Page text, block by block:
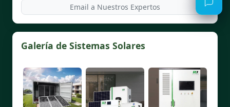
Email a Nuestros Expertos
Galería de Sistemas Solares